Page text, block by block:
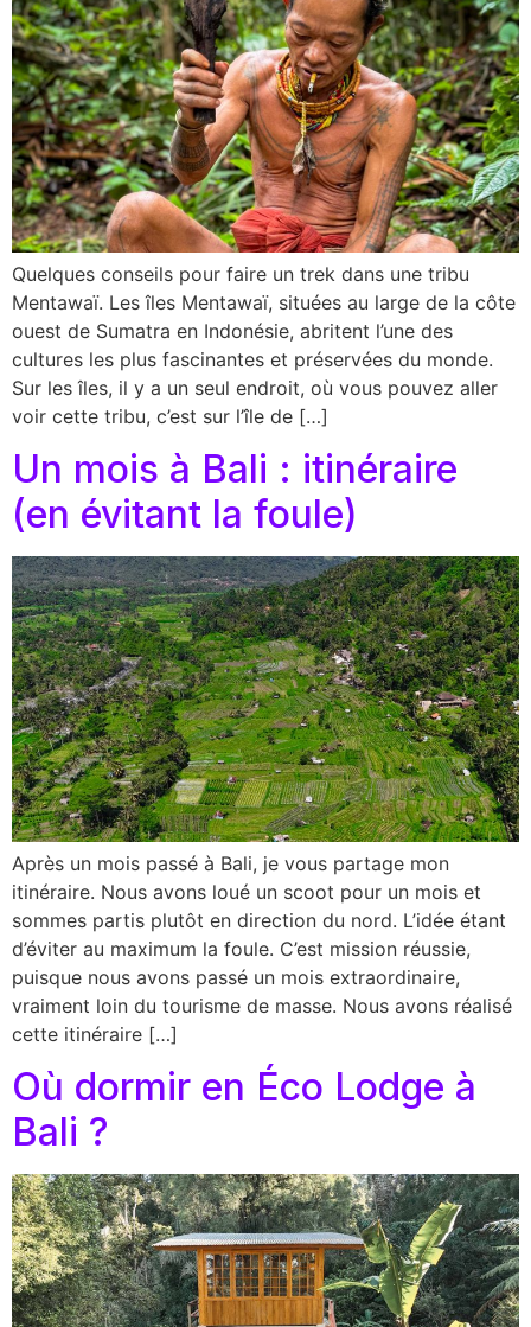
Quelques conseils pour faire un trek dans une tribu
Mentawaï. Les îles Mentawaï, situées au large de la côte
ouest de Sumatra en Indonésie, abritent l’une des
cultures les plus fascinantes et préservées du monde.
Sur les îles, il y a un seul endroit, où vous pouvez aller
voir cette tribu, c’est sur l’île de […]
Un mois à Bali : itinéraire
(en évitant la foule)
Après un mois passé à Bali, je vous partage mon
itinéraire. Nous avons loué un scoot pour un mois et
sommes partis plutôt en direction du nord. L’idée étant
d’éviter au maximum la foule. C’est mission réussie,
puisque nous avons passé un mois extraordinaire,
vraiment loin du tourisme de masse. Nous avons réalisé
cette itinéraire […]
Où dormir en Éco Lodge à
Bali ?